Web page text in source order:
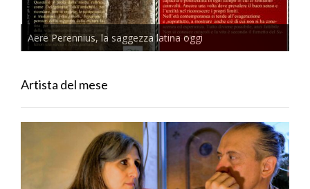
Aere Perennius, la saggezza latina oggi
Artista del mese